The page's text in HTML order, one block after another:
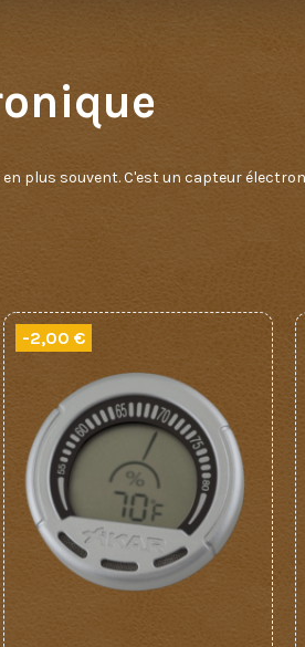
plus souvent. C'est un capteur
-2,00 €